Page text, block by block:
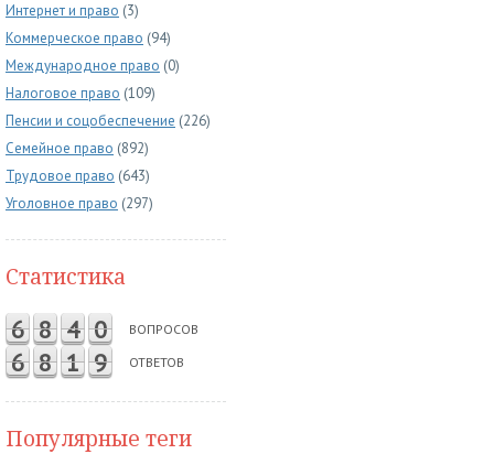
Интернет и право (3)
Коммерческое право (94)
Международное право (0)
Налоговое право (109)
Пенсии и соцобеспечение (226)
Семейное право (892)
Трудовое право (643)
Уголовное право (297)
Статистика
6 8 4 0 ВОПРОСОВ
6 8 1 9 ОТВЕТОВ
Популярные теги